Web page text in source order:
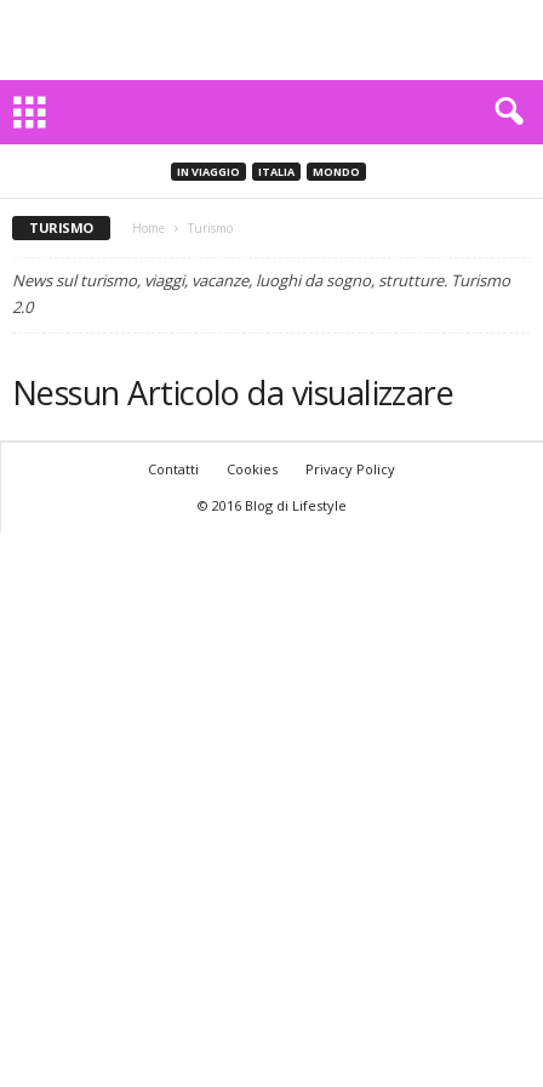
IN VIAGGIO ITALIA MONDO
TURISMO Home Turismo
News sul turismo, viaggi, vacanze, luoghi da sogno, strutture. Turismo
2.0
Nessun Articolo da visualizzare
Contatti Cookies
Privacy Policy
© 2016 Blog di Lifestyle